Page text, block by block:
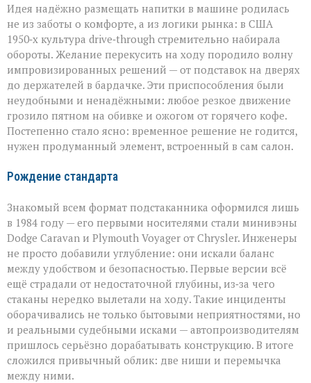
Идея надёжно размещать напитки в машине родилась
не из заботы о комфорте, а из логики рынка: в США
1950‑х культура drive‑through стремительно набирала
обороты. Желание перекусить на ходу породило волну
импровизированных решений — от подставок на дверях
до держателей в бардачке. Эти приспособления были
неудобными и ненадёжными: любое резкое движение
грозило пятном на обивке и ожогом от горячего кофе.
Постепенно стало ясно: временное решение не годится,
нужен продуманный элемент, встроенный в сам салон.
Рождение стандарта
Знакомый всем формат подстаканника оформился лишь
в 1984 году — его первыми носителями стали минивэны
Dodge Caravan и Plymouth Voyager от Chrysler. Инженеры
не просто добавили углубление: они искали баланс
между удобством и безопасностью. Первые версии всё
ещё страдали от недостаточной глубины, из‑за чего
стаканы нередко вылетали на ходу. Такие инциденты
оборачивались не только бытовыми неприятностями, но
и реальными судебными исками — автопроизводителям
пришлось серьёзно дорабатывать конструкцию. В итоге
сложился привычный облик: две ниши и перемычка
между ними.